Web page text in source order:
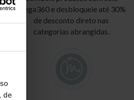
de
Mega360 e desbloqueie até 30%
de desconto direto nas
categorias abrangidas.